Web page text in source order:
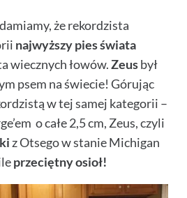
że rekordzista
najwyższy pies świata
wiecznych łowów.Zeusbył
psem na świecie! Górując
w tej samej kategorii –
o całe 2,5 cm, Zeus, czyli
z Otsego w stanie Michigan
przeciętny osioł!